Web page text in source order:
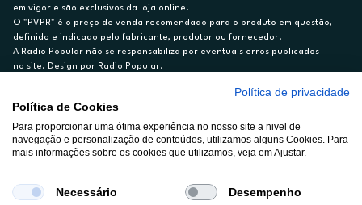
em vigor e são exclusivos da loja online.
O "PVPR" é o preço de venda recomendado para o produto em questão,
definido e indicado pelo fabricante, produtor ou fornecedor.
A Radio Popular não se responsabiliza por eventuais erros publicados
no site. Design por Radio Popular.
Ex. para limite de crédito de €1.500, reembolsado em 12 meses, TAN
14,79%.
Crédito sujeito a aprovação pelo Cetelem, marca BNP Paribas Personal
Finance, S.A., Sucursal em Portugal. Informe-se no 21 721 90 00 (dias
A Rádio Popular – Eletrodomésticos S.A. (Registo BdP848) atua como
intermediário de crédito a título acessório e com exclusividade (registo
Política de privacidade
Política de Cookies
Para proporcionar uma ótima experiência no nosso site a nivel de
navegação e personalização de conteúdos, utilizamos alguns Cookies. Para
mais informações sobre os cookies que utilizamos, veja em Ajustar.
Necessário Desempenho